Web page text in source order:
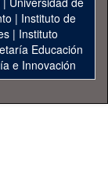
| Instituto de
| Instituto
Educación
e Innovación